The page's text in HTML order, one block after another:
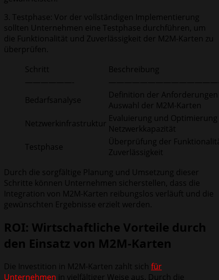
3. Testphase: Vor der vollständigen Implementierung
sollten Unternehmen eine Testphase durchführen, um
die Funktionalität und Zuverlässigkeit der M2M-Karten zu
überprüfen.
Schritt
Beschreibung
——————-
Bedarfsanalyse
Definition der
Auswahl der M2M-Karten
Netzwerkinfrastruktur Evaluierung und
Netzwerkkapazität
Testphase
Überprüfung der
Zuverlässigkeit
Durch die sorgfältige Planung und Umsetzung dieser
Schritte können Unternehmen sicherstellen, dass die
Integration von M2M-Karten reibungslos verläuft und die
gewünschten Ergebnisse erzielt werden.
ROI: Wirtschaftliche Vorteile durch
den Einsatz von M2M-Karten
Die Investition in M2M-Karten zahlt sich für
Unternehmen in vielfältiger Weise aus. Durch die